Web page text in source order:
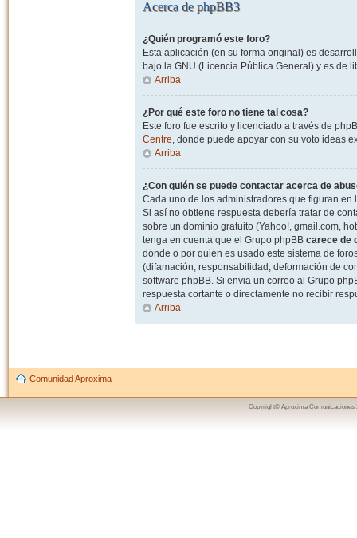
Acerca de phpBB3
¿Quién programó este foro?
Esta aplicación (en su forma original) es
bajo la GNU (Licencia Pública General) y es de
Arriba
¿Por qué este foro no tiene tal cosa?
Este foro fue escrito y licenciado a través de
Centre, donde puede apoyar con su voto ideas
Arriba
¿Con quién se puede contactar acerca de
Cada uno de los administradores que figuran
Si así no obtiene respuesta debería tratar de
sobre un dominio gratuito (Yahoo!, gmail.com,
tenga en cuenta que el Grupo phpBB carece de
dónde o por quién es usado este sistema de
(difamación, responsabilidad, deformación de
software phpBB. Si envia un correo al Grupo
respuesta cortante o directamente no recibir
Arriba
Comunidad Aproxima
Copyright© Aproxima Comunicaciones